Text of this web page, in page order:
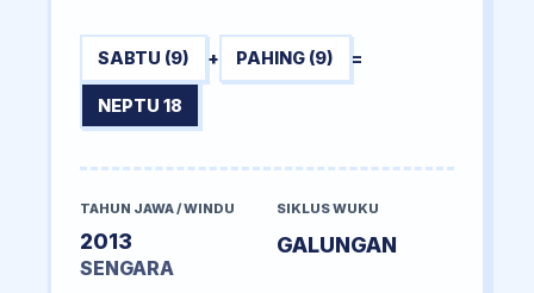
SABTU (9) + PAHING (9) =
NEPTU 18
TAHUN JAWA / WINDU
2013
SENGARA
SIKLUS WUKU
GALUNGAN